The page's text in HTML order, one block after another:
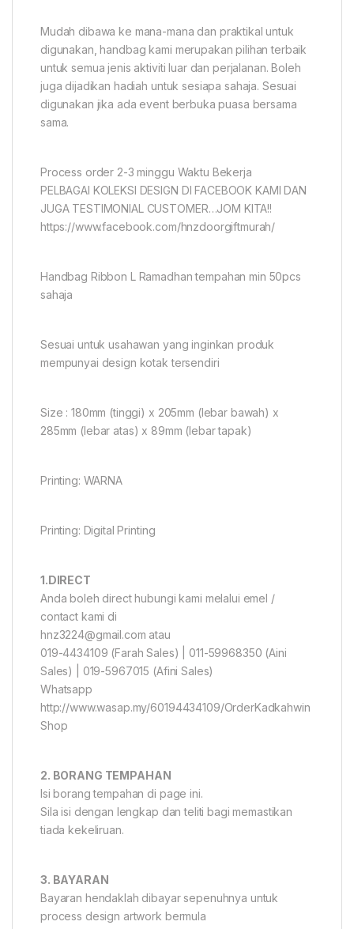
Mudah dibawa ke mana-mana dan praktikal untuk
digunakan, handbag kami merupakan pilihan terbaik
untuk semua jenis aktiviti luar dan perjalanan. Boleh
juga dijadikan hadiah untuk sesiapa sahaja. Sesuai
digunakan jika ada event berbuka puasa bersama
sama.
Process order 2-3 minggu Waktu Bekerja
PELBAGAI KOLEKSI DESIGN DI FACEBOOK KAMI DAN
JUGA TESTIMONIAL CUSTOMER…JOM KITA!!
https://www.facebook.com/hnzdoorgiftmurah/
Handbag Ribbon L Ramadhan tempahan min 50pcs
sahaja
Sesuai untuk usahawan yang inginkan produk
mempunyai design kotak tersendiri
Size : 180mm (tinggi) x 205mm (lebar bawah) x
285mm (lebar atas) x 89mm (lebar tapak)
Printing: WARNA
Printing: Digital Printing
1.DIRECT
Anda boleh direct hubungi kami melalui emel /
contact kami di
hnz3224@gmail.com atau
019-4434109 (Farah Sales) | 011-59968350 (Aini
Sales) | 019-5967015 (Afini Sales)
Whatsapp
http://www.wasap.my/60194434109/OrderKadkahwin
Shop
2. BORANG TEMPAHAN
Isi borang tempahan di page ini.
Sila isi dengan lengkap dan teliti bagi memastikan
tiada kekeliruan.
3. BAYARAN
Bayaran hendaklah dibayar sepenuhnya untuk
process design artwork bermula